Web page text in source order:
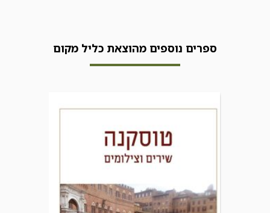
ספרים נוספים מהוצאת כליל מקום